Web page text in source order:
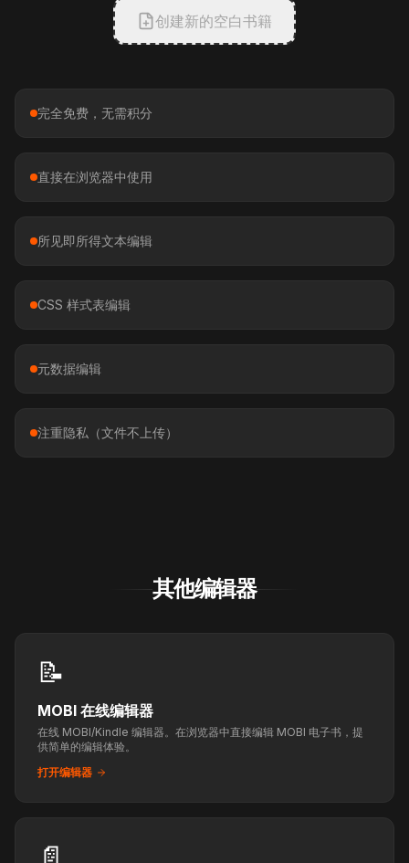
创建新的空白书籍
完全免费，无需积分
直接在浏览器中使用
所见即所得文本编辑
CSS 样式表编辑
元数据编辑
注重隐私（文件不上传）
其他编辑器
📝
MOBI 在线编辑器
在线 MOBI/Kindle 编辑器。在浏览器中直接编辑 MOBI 电子书，提
供简单的编辑体验。
打开编辑器